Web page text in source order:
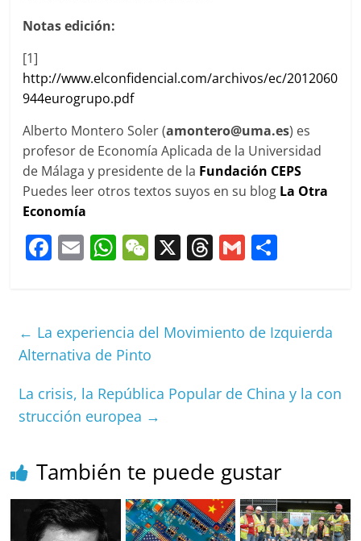
Notas edición:
[1]
http://www.elconfidencial.com/archivos/ec/2012060
944eurogrupo.pdf
Alberto Montero Soler (amontero@uma.es) es
profesor de Economía Aplicada de la Universidad
de Málaga y presidente de la Fundación CEPS
Puedes leer otros textos suyos en su blog La Otra
Economía
F
e
b
o
k
E
l
W
s
A
p
W
h
at
X T
a
G
l p
ar
← La experiencia del Movimiento de Izquierda
Alternativa de Pinto
La crisis, la República Popular de China y la con
strucción europea →
También te puede gustar